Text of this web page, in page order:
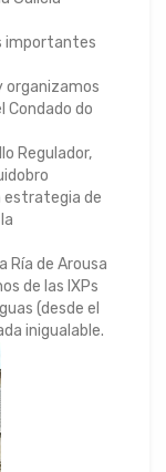
importantes
organizamos
Condado do
Regulador,
estrategia de
Ría de Arousa
de las IXPs
(desde el
inigualable.